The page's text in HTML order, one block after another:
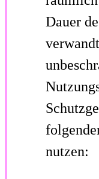
Dauer
nutzen: